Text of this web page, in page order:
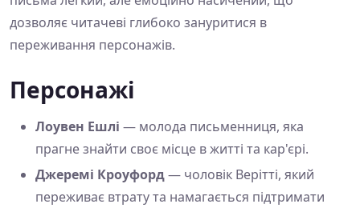
дозволяє читачеві глибоко зануритися в
переживання персонажів.
Персонажі
Лоувен Ешлі — молода письменниця, яка
прагне знайти своє місце в житті та кар'єрі.
Джеремі Кроуфорд— чоловік Верітті, який
переживає втрату та намагається підтримати